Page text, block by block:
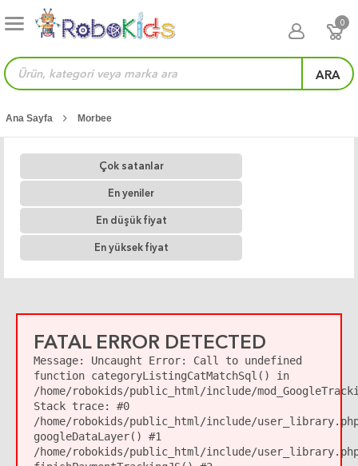
ARA
0
Ana Sayfa Morbee
Çok satanlar
En yeniler
En düşük fiyat
En yüksek fiyat
FATAL ERROR DETECTED
Message:
Uncaught Error: Call to undefined
function categoryListingCatMatchSql() in
/home/robokids/public_html/include/
Stack trace: #0
/home/robokids/public_html/include/
googleDataLayer() #1
/home/robokids/public_html/include/